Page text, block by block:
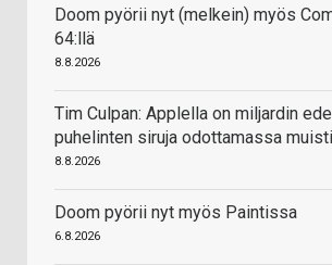
Doom pyörii nyt (melkein) myös
64:llä
8.8.2026
Tim Culpan: Applella on miljardin
puhelinten siruja odottamassa
8.8.2026
Doom pyörii nyt myös Paintissa
6.8.2026